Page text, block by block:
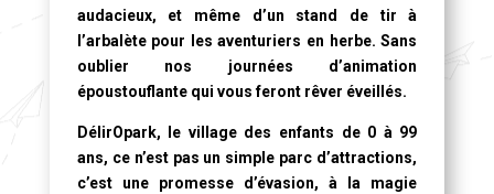
audacieux, et même d’un stand de tir à
l’arbalète pour les aventuriers en herbe. Sans
oublier nos journées d’animation
époustouflante qui vous feront rêver éveillés.
DélirOpark, le village des enfants de 0 à 99
ans, ce n’est pas un simple parc d’attractions,
c’est une promesse d’évasion, à la magie